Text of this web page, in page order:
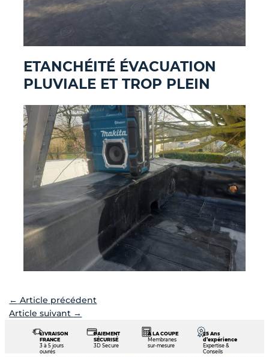
ETANCHÉITÉ ÉVACUATION
PLUVIALE ET TROP PLEIN
← Article précédent
Article suivant →
LIVRAISON
FRANCE
3 à 5 jours
ouvrés
PAIEMENT
SÉCURISÉ
3D Secure
À LA COUPE
Membranes
sur-mesure
25 Ans
d’expérience
Expertise &
Conseils